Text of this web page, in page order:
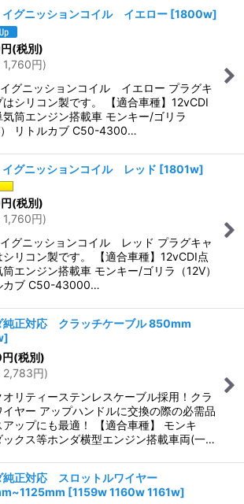
グニッションコイル イエロー [1800w]
円(税別)
1,760円)
グニッションコイル イエロー プラグキ
はシリコン製です。 【適合車種】12vCDI
気筒エンジン搭載車 モンキー/ゴリラ
） リトルカブ C50-4300…
グニッションコイル レッド [1801w]
円(税別)
1,760円)
グニッションコイル レッド プラグキャ
シリコン製です。 【適合車種】12vCDI点
筒エンジン搭載車 モンキー/ゴリラ（12V）
カブ C50-43000…
純正対応 クラッチケーブル 850mm
]
円(税別)
2,783円)
オリティーステンレスケーブル採用！クラ
イヤー アップハンドルに交換の際の必需品
アップにも最適！ 【適合車種】 モンキ
ックス等ホンダ横型エンジン搭載車両(一…
純正対応 スロットルワイヤー
[1159w 1160w 1161w]